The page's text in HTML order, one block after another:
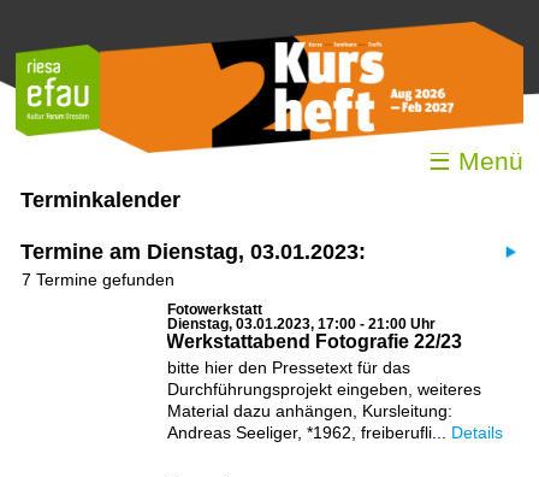
☰ Menü
Terminkalender
Termine am Dienstag, 03.01.2023:
7 Termine gefunden
Fotowerkstatt
Dienstag, 03.01.2023, 17:00 - 21:00 Uhr
Werkstattabend Fotografie 22/23
bitte hier den Pressetext für das
Durchführungsprojekt eingeben, weiteres
Material dazu anhängen, Kursleitung:
Andreas Seeliger, *1962, freiberufli... Details